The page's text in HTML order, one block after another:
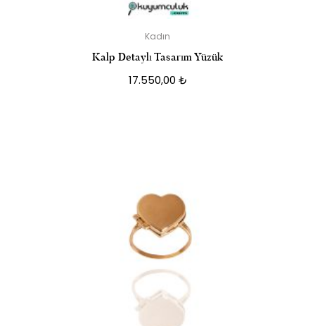
Kadın
Kalp Detaylı Tasarım Yüzük
17.550,00 ₺